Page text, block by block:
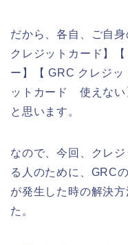
だから、各自、ご自
クレジットカード】
ー】【 GRC クレジ
ットカード 使えない
と思います。
なので、今回、クレ
る人のために、GRC
が発生した時の解決
た。